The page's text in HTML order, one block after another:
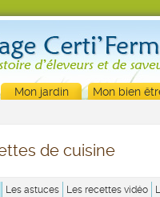
Mon jardin Mon bien
de cuisine
Les astuces Les recettes vidéo